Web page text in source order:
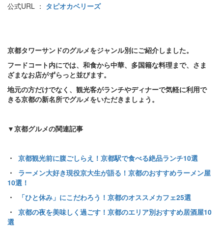
公式URL ： タピオカベリーズ
京都タワーサンドのグルメをジャンル別にご紹介しました。
フードコート内にでは、和食から中華、多国籍な料理まで、さま
ざまなお店がずらっと並びます。
地元の方だけでなく、観光客がランチやディナーで気軽に利用で
きる京都の新名所でグルメをいただきましょう。
▼京都グルメの関連記事
・ 京都観光前に腹ごしらえ！京都駅で食べる絶品ランチ10選
・ ラーメン大好き現役京大生が語る！京都のおすすめラーメン屋
10選！
・
「ひと休み」にこだわろう！京都のオススメカフェ25選
・ 京都の夜を美味しく過ごす！京都のエリア別おすすめ居酒屋10
選